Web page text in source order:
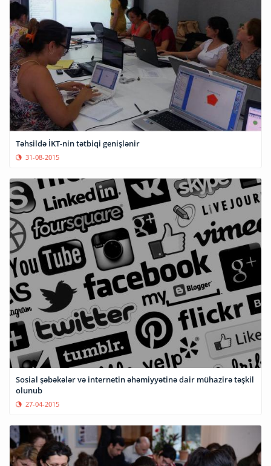
Təhsildə İKT-nin tətbiqi genişlənir
31-08-2015
Sosial şəbəkələr və internetin əhəmiyyətinə dair mühazirə təşkil
olunub
27-04-2015